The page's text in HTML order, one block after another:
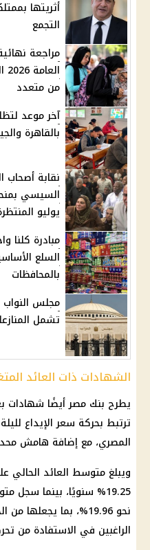
أثريتها
التجمع
مراجعة
من متعدد
بالقاهرة
نقابة أصحاب
السيسي
يوليو
مبادرة كلنا
السلع
بالمحافظات
مجلس
تشمل
الشهادات ذات العائد
يطرح بنك مصر أيضًا شهادات
ترتبط بحركة سعر الإيداع
المصري، مع إضافة هامش
ويبلغ متوسط العائد
نحو 19.96%، بما
الراغبين في الاستفادة من